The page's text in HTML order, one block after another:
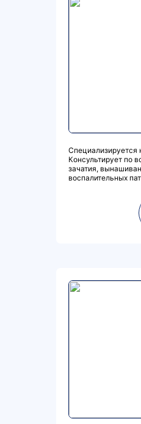
Специализируется
Консультирует по
зачатия,
воспалительных